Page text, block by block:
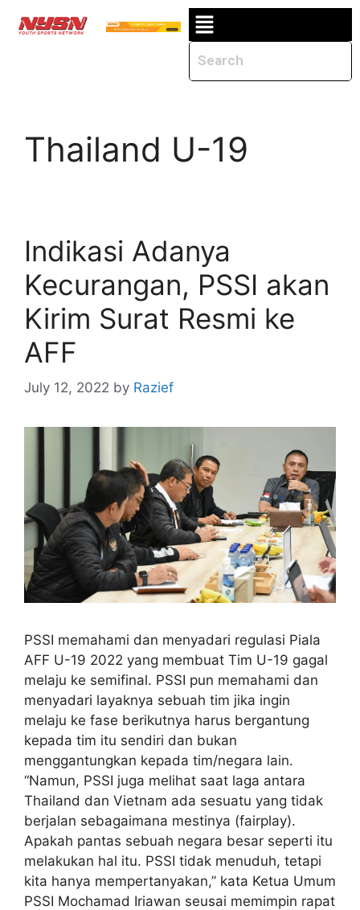
Thailand U-19
Indikasi Adanya
Kecurangan, PSSI akan
Kirim Surat Resmi ke
AFF
July 12, 2022 by Razief
PSSI memahami dan menyadari regulasi Piala
AFF U-19 2022 yang membuat Tim U-19 gagal
melaju ke semifinal. PSSI pun memahami dan
menyadari layaknya sebuah tim jika ingin
melaju ke fase berikutnya harus bergantung
kepada tim itu sendiri dan bukan
menggantungkan kepada tim/negara lain.
“Namun, PSSI juga melihat saat laga antara
Thailand dan Vietnam ada sesuatu yang tidak
berjalan sebagaimana mestinya (fairplay).
Apakah pantas sebuah negara besar seperti itu
melakukan hal itu. PSSI tidak menuduh, tetapi
kita hanya mempertanyakan,” kata Ketua Umum
PSSI Mochamad Iriawan seusai memimpin rapat